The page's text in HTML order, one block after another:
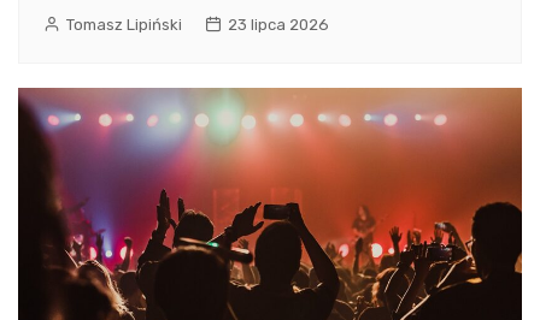
Tomasz Lipiński 23 lipca 2026